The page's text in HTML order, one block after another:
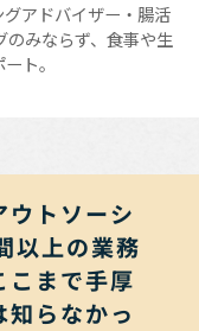
アドバイザー・腸活
のみならず、食事や生
ト。
ウトソーシ
以上の業務
こまで手厚
知らなかっ